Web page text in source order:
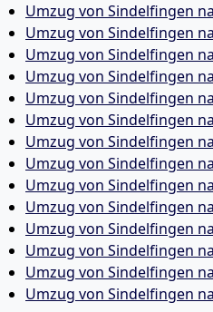
Umzug von Sindelfingen
Umzug von Sindelfingen
Umzug von Sindelfingen
Umzug von Sindelfingen
Umzug von Sindelfingen
Umzug von Sindelfingen
Umzug von Sindelfingen
Umzug von Sindelfingen
Umzug von Sindelfingen
Umzug von Sindelfingen
Umzug von Sindelfingen
Umzug von Sindelfingen
Umzug von Sindelfingen
Umzug von Sindelfingen